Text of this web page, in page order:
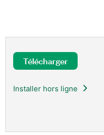
Télécharger
Installer hors ligne